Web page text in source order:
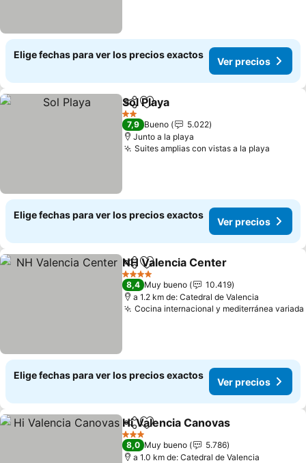
Elige fechas para ver los precios exactos
Ver precios
CompartirAgregar a favoritos
Sol Playa
2 Estrellas
7,9 Bueno
5.022
Junto a la playa
Suites amplias con vistas a la playa
Elige fechas para ver los precios exactos
Ver precios
CompartirAgregar a favoritos
NH Valencia Center
4 Estrellas
8,4 Muy bueno
10.419
a 1.2 km de: Catedral de Valencia
Cocina internacional y mediterránea variada
Elige fechas para ver los precios exactos
Ver precios
CompartirAgregar a favoritos
Hi Valencia Canovas
3 Estrellas
8,0 Muy bueno
5.786
a 1.0 km de: Catedral de Valencia